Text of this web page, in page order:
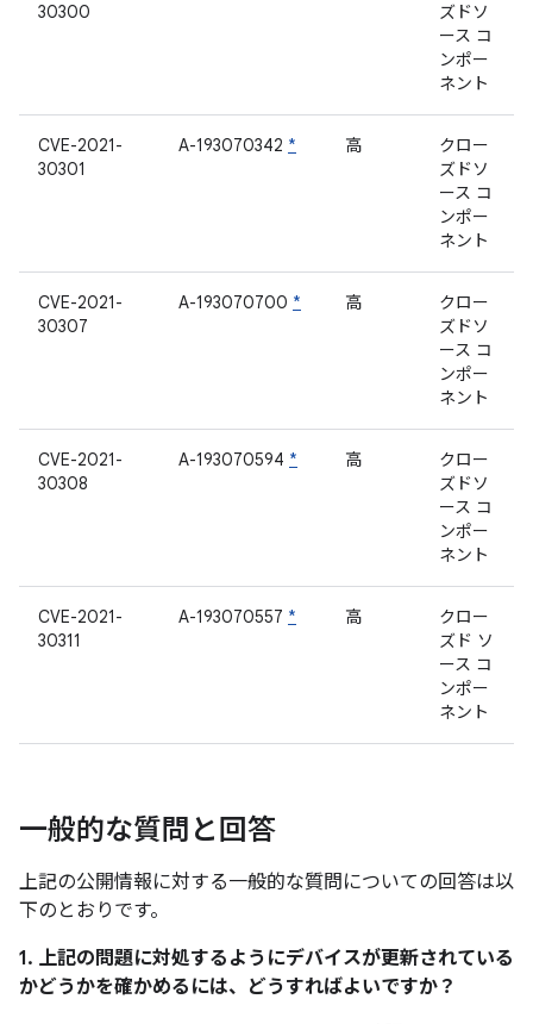
30300
ズドソ
ース コ
ンポー
ネント
CVE-2021-
30301
A-193070342 * 高
クロー
ズドソ
ース コ
ンポー
ネント
CVE-2021-
30307
A-193070700 * 高
クロー
ズドソ
ース コ
ンポー
ネント
CVE-2021-
30308
A-193070594 * 高
クロー
ズドソ
ース コ
ンポー
ネント
CVE-2021-
30311
A-193070557 * 高
クロー
ズド ソ
ース コ
ンポー
ネント
一般的な質問と回答
上記の公開情報に対する一般的な質問についての回答は以
下のとおりです。
1. 上記の問題に対処するようにデバイスが更新されている
かどうかを確かめるには、どうすればよいですか？